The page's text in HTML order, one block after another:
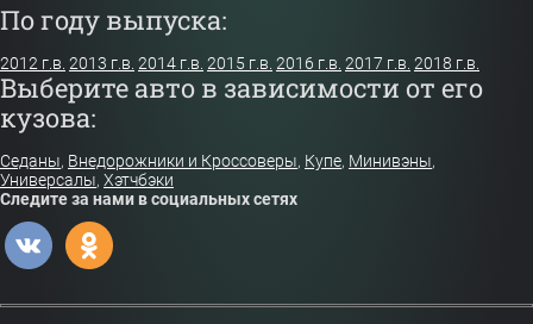
По году выпуска:
2012 г.в. 2013 г.в. 2014 г.в. 2015 г.в. 2016 г.в. 2017 г.в. 2018 г.в.
Выберите авто в зависимости от его
кузова:
Седаны, Внедорожники и Кроссоверы, Купе, Минивэны,
Универсалы, Хэтчбэки
Следите за нами в социальных сетях